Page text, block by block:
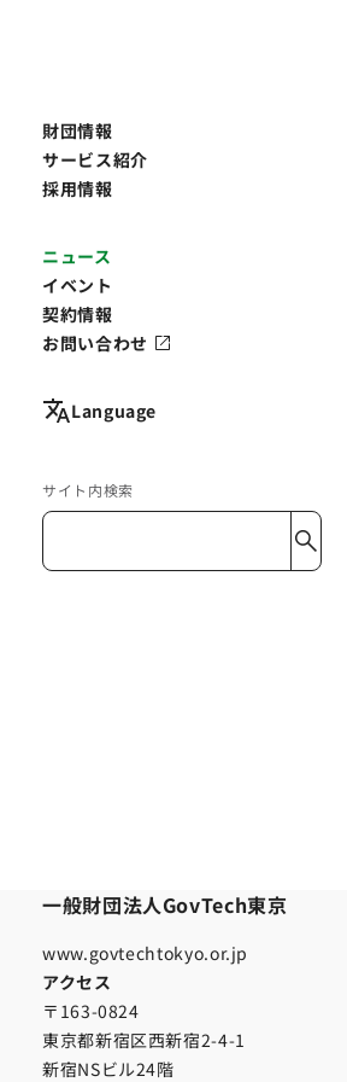
財団情報
サービス紹介
採用情報
ニュース
イベント
契約情報
お問い合わせ
Language
サイト内検索
一般財団法人GovTech東京
www.govtechtokyo.or.jp
アクセス
〒163-0824
東京都新宿区西新宿2-4-1
新宿NSビル24階